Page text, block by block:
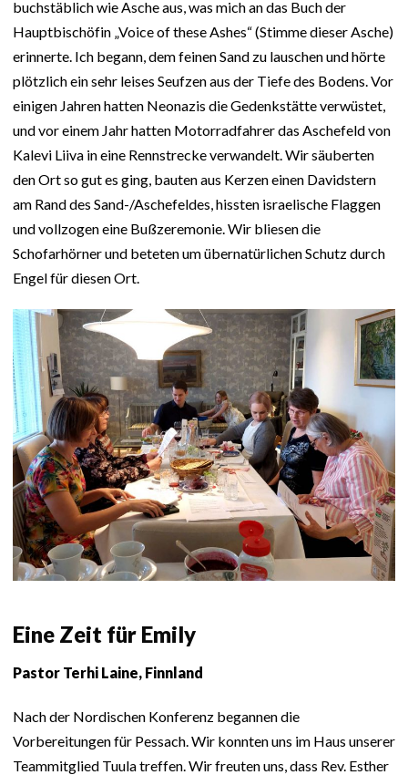
buchstäblich wie Asche aus, was mich an das Buch der
Hauptbischöfin „Voice of these Ashes“ (Stimme dieser Asche)
erinnerte. Ich begann, dem feinen Sand zu lauschen und hörte
plötzlich ein sehr leises Seufzen aus der Tiefe des Bodens. Vor
einigen Jahren hatten Neonazis die Gedenkstätte verwüstet,
und vor einem Jahr hatten Motorradfahrer das Aschefeld von
Kalevi Liiva in eine Rennstrecke verwandelt. Wir säuberten
den Ort so gut es ging, bauten aus Kerzen einen Davidstern
am Rand des Sand-/Aschefeldes, hissten israelische Flaggen
und vollzogen eine Bußzeremonie. Wir bliesen die
Schofarhörner und beteten um übernatürlichen Schutz durch
Engel für diesen Ort.
Eine Zeit für Emily
Pastor Terhi Laine, Finnland
Nach der Nordischen Konferenz begannen die
Vorbereitungen für Pessach. Wir konnten uns im Haus unserer
Teammitglied Tuula treffen. Wir freuten uns, dass Rev. Esther